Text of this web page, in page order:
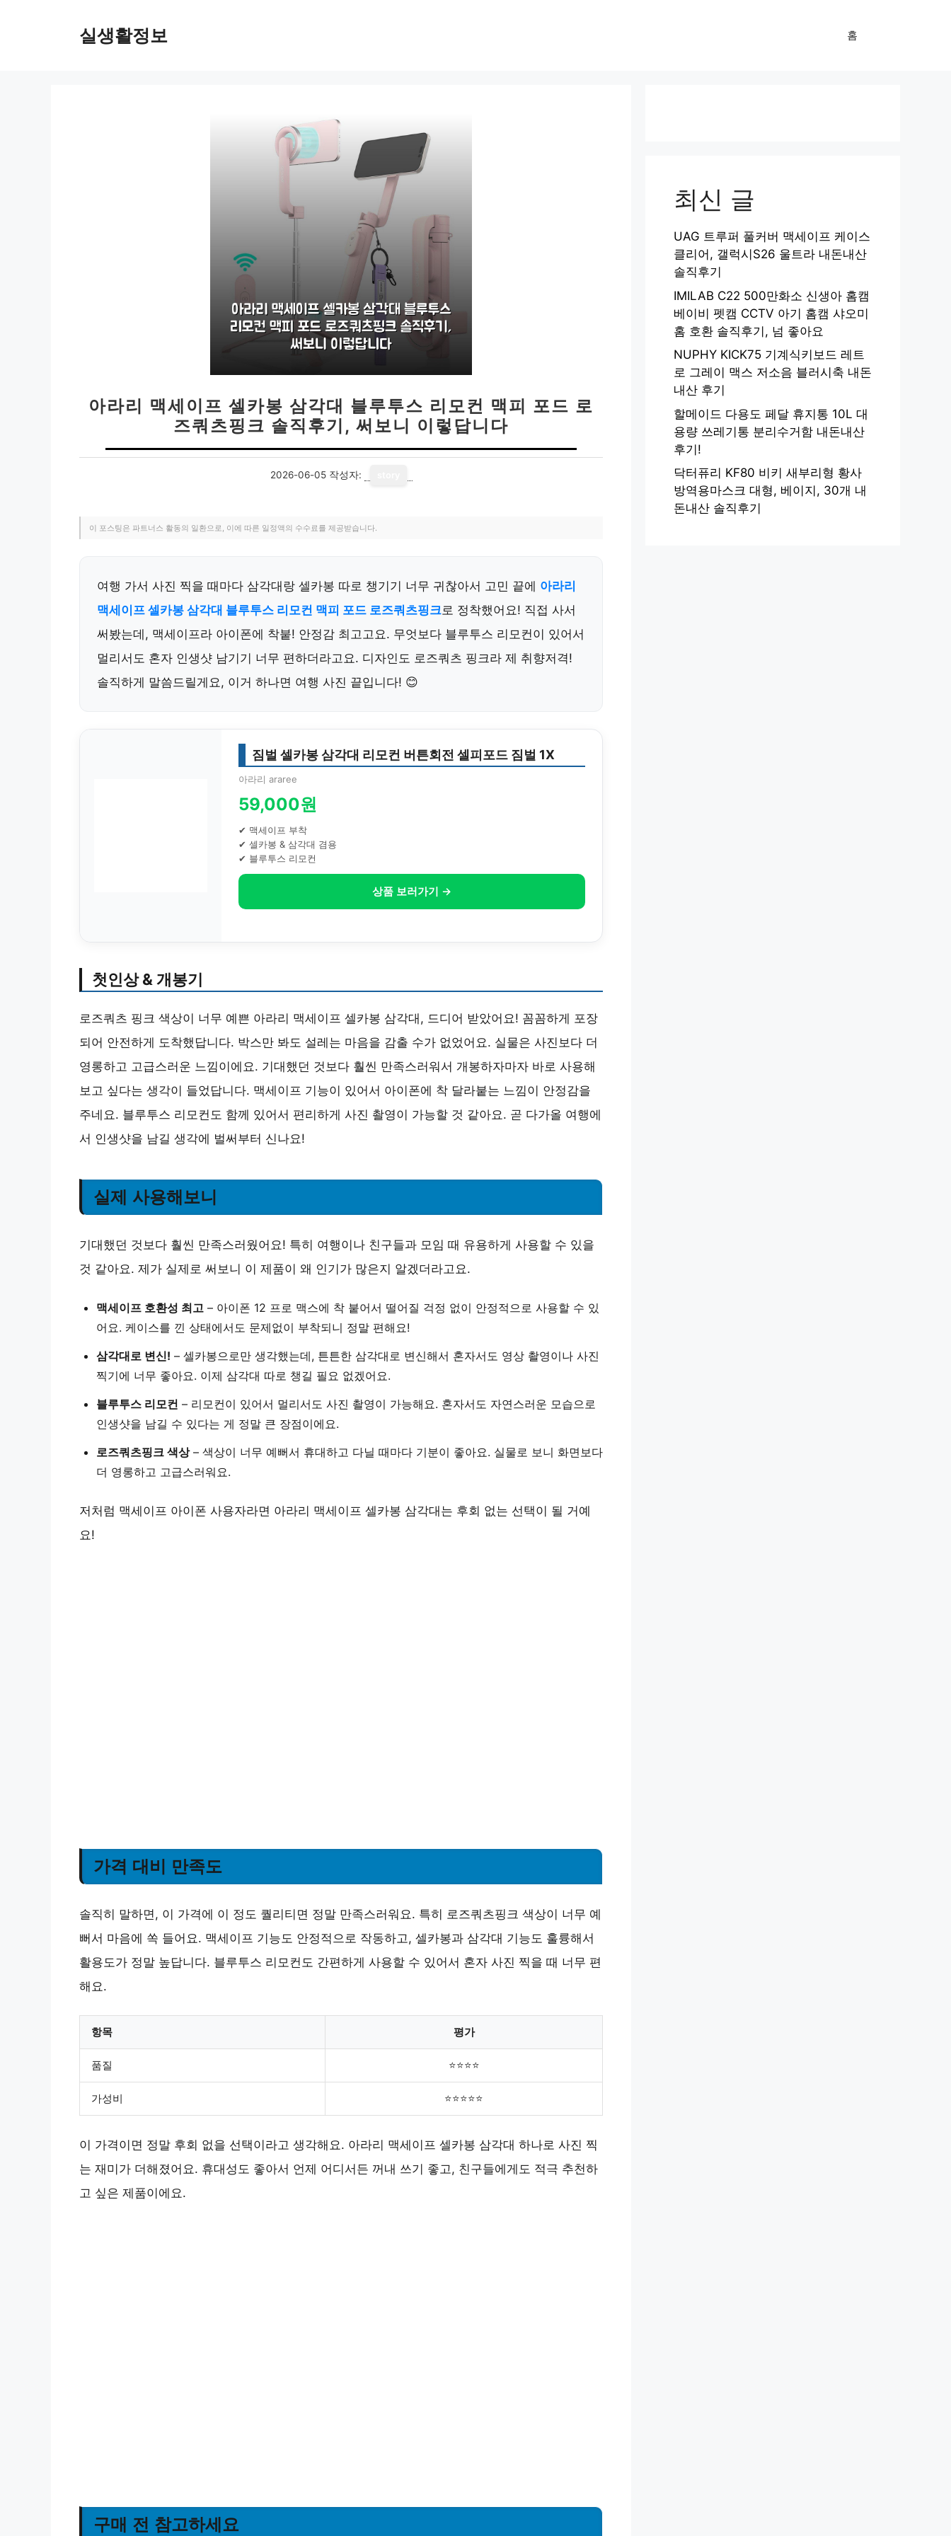
실생활정보 홈
아라리 맥세이프 셀카봉 삼각대 블루투스 리모컨 맥피 포드 로
즈쿼츠핑크 솔직후기, 써보니 이렇답니다
2026-06-05 작성자:
이 포스팅은 파트너스 활동의 일환으로, 이에 따른 일정액의 수수료를 제공받습니다.
여행 가서 사진 찍을 때마다 삼각대랑 셀카봉 따로 챙기기 너무 귀찮아서 고민 끝에 아라리
맥세이프 셀카봉 삼각대 블루투스 리모컨 맥피 포드 로즈쿼츠핑크로 정착했어요! 직접 사서
써봤는데, 맥세이프라 아이폰에 착붙! 안정감 최고고요. 무엇보다 블루투스 리모컨이 있어서
멀리서도 혼자 인생샷 남기기 너무 편하더라고요. 디자인도 로즈쿼츠 핑크라 제 취향저격!
솔직하게 말씀드릴게요, 이거 하나면 여행 사진 끝입니다! 😊
짐벌 셀카봉 삼각대 리모컨 버튼회전 셀피포드 짐벌 1X
아라리 araree
59,000원
✔ 맥세이프 부착
✔ 셀카봉 & 삼각대 겸용
✔ 블루투스 리모컨
상품 보러가기 →
첫인상 & 개봉기
로즈쿼츠 핑크 색상이 너무 예쁜 아라리 맥세이프 셀카봉 삼각대, 드디어 받았어요! 꼼꼼하게 포장
되어 안전하게 도착했답니다. 박스만 봐도 설레는 마음을 감출 수가 없었어요. 실물은 사진보다 더
영롱하고 고급스러운 느낌이에요. 기대했던 것보다 훨씬 만족스러워서 개봉하자마자 바로 사용해
보고 싶다는 생각이 들었답니다. 맥세이프 기능이 있어서 아이폰에 착 달라붙는 느낌이 안정감을
주네요. 블루투스 리모컨도 함께 있어서 편리하게 사진 촬영이 가능할 것 같아요. 곧 다가올 여행에
서 인생샷을 남길 생각에 벌써부터 신나요!
실제 사용해보니
기대했던 것보다 훨씬 만족스러웠어요! 특히 여행이나 친구들과 모임 때 유용하게 사용할 수 있을
것 같아요. 제가 실제로 써보니 이 제품이 왜 인기가 많은지 알겠더라고요.
맥세이프 호환성 최고 – 아이폰 12 프로 맥스에 착 붙어서 떨어질 걱정 없이 안정적으로 사용할 수 있
어요. 케이스를 낀 상태에서도 문제없이 부착되니 정말 편해요!
삼각대로 변신! – 셀카봉으로만 생각했는데, 튼튼한 삼각대로 변신해서 혼자서도 영상 촬영이나 사진
찍기에 너무 좋아요. 이제 삼각대 따로 챙길 필요 없겠어요.
블루투스 리모컨 – 리모컨이 있어서 멀리서도 사진 촬영이 가능해요. 혼자서도 자연스러운 모습으로
인생샷을 남길 수 있다는 게 정말 큰 장점이에요.
로즈쿼츠핑크 색상– 색상이 너무 예뻐서 휴대하고 다닐 때마다 기분이 좋아요. 실물로 보니 화면보다
더 영롱하고 고급스러워요.
저처럼 맥세이프 아이폰 사용자라면 아라리 맥세이프 셀카봉 삼각대는 후회 없는 선택이 될 거예
요!
가격 대비 만족도
솔직히 말하면, 이 가격에 이 정도 퀄리티면 정말 만족스러워요. 특히 로즈쿼츠핑크 색상이 너무 예
뻐서 마음에 쏙 들어요. 맥세이프 기능도 안정적으로 작동하고, 셀카봉과 삼각대 기능도 훌륭해서
활용도가 정말 높답니다. 블루투스 리모컨도 간편하게 사용할 수 있어서 혼자 사진 찍을 때 너무 편
해요.
항목 평가
품질 ⭐⭐⭐⭐
가성비 ⭐⭐⭐⭐⭐
이 가격이면 정말 후회 없을 선택이라고 생각해요. 아라리 맥세이프 셀카봉 삼각대 하나로 사진 찍
는 재미가 더해졌어요. 휴대성도 좋아서 언제 어디서든 꺼내 쓰기 좋고, 친구들에게도 적극 추천하
고 싶은 제품이에요.
구매 전 참고하세요
최신 글
UAG 트루퍼 풀커버 맥세이프 케이스
클리어, 갤럭시S26 울트라 내돈내산
솔직후기
IMILAB C22 500만화소 신생아 홈캠
베이비 펫캠 CCTV 아기 홈캠 샤오미
홈 호환 솔직후기, 넘 좋아요
NUPHY KICK75 기계식키보드 레트
로 그레이 맥스 저소음 블러시축 내돈
내산 후기
할메이드 다용도 페달 휴지통 10L 대
용량 쓰레기통 분리수거함 내돈내산
후기!
닥터퓨리 KF80 비키 새부리형 황사
방역용마스크 대형, 베이지, 30개 내
돈내산 솔직후기